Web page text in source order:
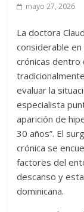
mayo 27, 2026
La doctora
considerable
crónicas
evaluar la
especialista
aparición de
30 años”. El
crónica se
factores del
descanso y
dominicana.